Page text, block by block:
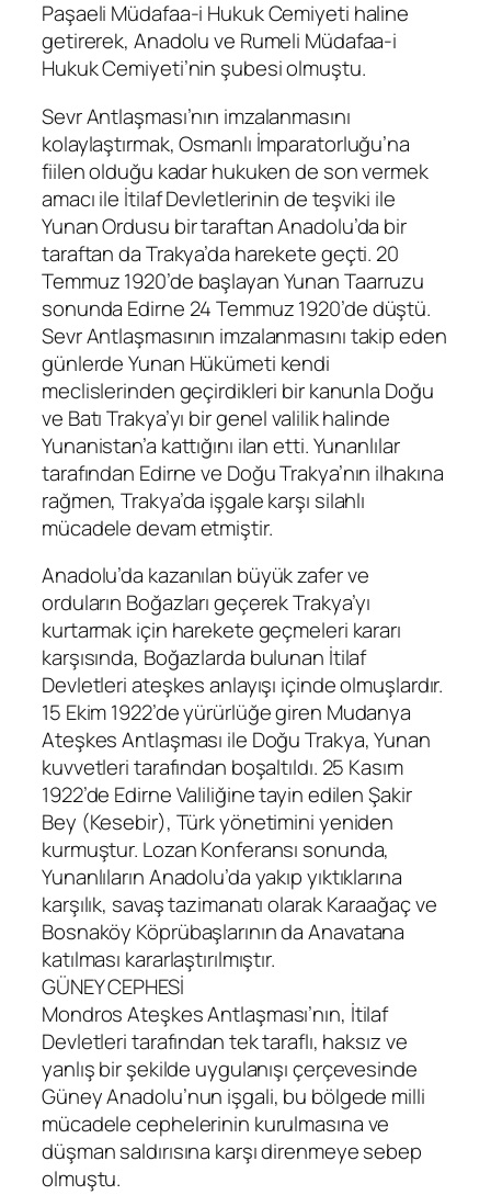
Paşaeli Müdafaa-i Hukuk Cemiyeti haline
getirerek, Anadolu ve Rumeli Müdafaa-i
Hukuk Cemiyeti’nin şubesi olmuştu.
Sevr Antlaşması’nın imzalanmasını
kolaylaştırmak, Osmanlı İmparatorluğu’na
fiilen olduğu kadar hukuken de son vermek
amacı ile İtilaf Devletlerinin de teşviki ile
Yunan Ordusu bir taraftan Anadolu’da bir
taraftan da Trakya’da harekete geçti. 20
Temmuz 1920’de başlayan Yunan Taarruzu
sonunda Edirne 24 Temmuz 1920’de düştü.
Sevr Antlaşmasının imzalanmasını takip eden
günlerde Yunan Hükümeti kendi
meclislerinden geçirdikleri bir kanunla Doğu
ve Batı Trakya’yı bir genel valilik halinde
Yunanistan’a kattığını ilan etti. Yunanlılar
tarafından Edirne ve Doğu Trakya’nın ilhakına
rağmen, Trakya’da işgale karşı silahlı
mücadele devam etmiştir.
Anadolu’da kazanılan büyük zafer ve
orduların Boğazları geçerek Trakya’yı
kurtarmak için harekete geçmeleri kararı
karşısında, Boğazlarda bulunan İtilaf
Devletleri ateşkes anlayışı içinde olmuşlardır.
15 Ekim 1922’de yürürlüğe giren Mudanya
Ateşkes Antlaşması ile Doğu Trakya, Yunan
kuvvetleri tarafından boşaltıldı. 25 Kasım
1922’de Edirne Valiliğine tayin edilen Şakir
Bey (Kesebir), Türk yönetimini yeniden
kurmuştur. Lozan Konferansı sonunda,
Yunanlıların Anadolu’da yakıp yıktıklarına
karşılık, savaş tazimanatı olarak Karaağaç ve
Bosnaköy Köprübaşlarının da Anavatana
katılması kararlaştırılmıştır.
GÜNEY CEPHESİ
Mondros Ateşkes Antlaşması’nın, İtilaf
Devletleri tarafından tek taraflı, haksız ve
yanlış bir şekilde uygulanışı çerçevesinde
Güney Anadolu’nun işgali, bu bölgede milli
mücadele cephelerinin kurulmasına ve
düşman saldırısına karşı direnmeye sebep
olmuştu.